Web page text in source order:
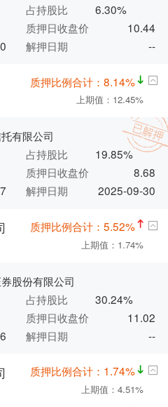
占持股比
6.30%
质押日收盘价
10.44
解押日期 --
质押比例合计：8.14%
上期值：12.45%
有限公司
占持股比
19.85%
质押日收盘价
8.68
解押日期 2025-09-30
质押比例合计：5.52%
上期值：1.74%
股份有限公司
占持股比
30.24%
质押日收盘价
11.02
解押日期 --
质押比例合计：1.74%
上期值：4.51%